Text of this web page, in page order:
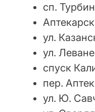
сп.
ул.
ул.
спуск
пер.
ул. Ю.